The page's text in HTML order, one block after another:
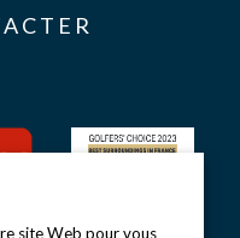
site Web pour vous